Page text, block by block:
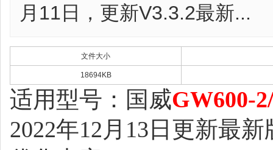
月11日，更新V3.3.2最新...
文件大小
18694KB
适用型号：国威GW600-
2022年12月13日更新最